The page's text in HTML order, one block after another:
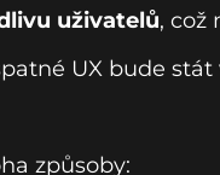
uživatelů, což
UX bude stát
způsoby: